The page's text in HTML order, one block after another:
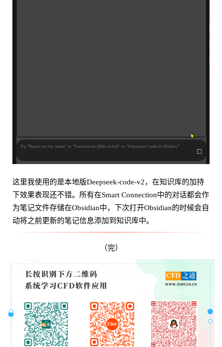
这里我使用的是本地版Deepseek-code-v2，在知识库的加持
下效果表现还不错。所有在Smart Connection中的对话都会作
为笔记文件存储在Obsidian中，下次打开Obsidian的时候会自
动将之前更新的笔记信息添加到知识库中。
（完）